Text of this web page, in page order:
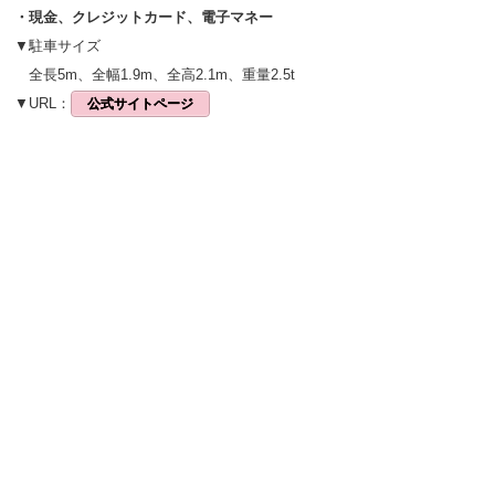
・現金、クレジットカード、電子マネー
▼駐車サイズ
全長5m、全幅1.9m、全高2.1m、重量2.5t
▼URL：
公式サイトページ